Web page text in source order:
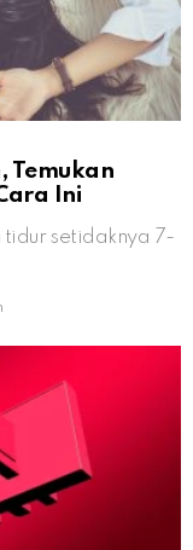
Temukan
Ini
tidur setidaknya 7-